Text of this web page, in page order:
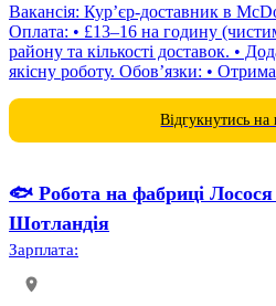
Вакансія: Кур’єр-доставник в
Оплата: • £13–16 на годину
району та кількості доставок. •
якісну роботу. Обов’язки: • Отримання замовлень в ресторані
Відгукнутись на
🐟 Робота на фабриці Лосося
Шотландія
Зарплата: